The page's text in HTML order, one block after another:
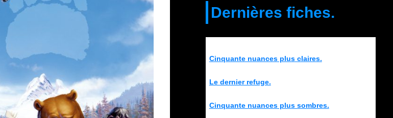
Dernières fiches.
Cinquante nuances plus claires.
Le dernier refuge.
Cinquante nuances plus sombres.